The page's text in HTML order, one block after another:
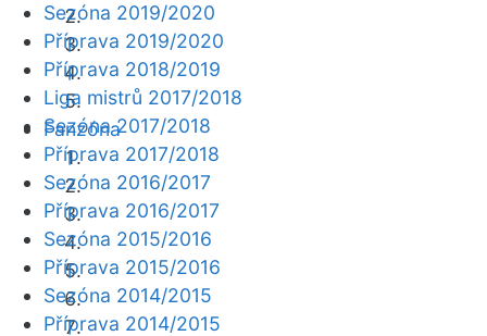
Fanzóna
Sezóna 2019/2020
Příprava 2019/2020
Příprava 2018/2019
Liga mistrů 2017/2018
Sezóna 2017/2018
Příprava 2017/2018
Sezóna 2016/2017
Příprava 2016/2017
Sezóna 2015/2016
Příprava 2015/2016
Sezóna 2014/2015
Příprava 2014/2015